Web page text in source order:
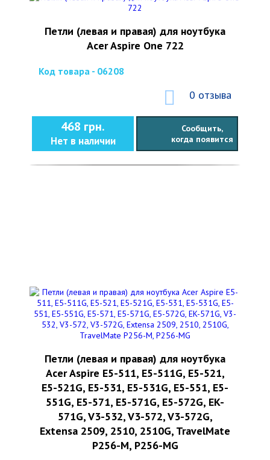
Петли (левая и правая) для ноутбука
Acer Aspire One 722
Код товара - 06208
0 отзыва
468 грн.
Нет в наличии
Сообщить,
когда появится
Петли (левая и правая) для ноутбука
Acer Aspire E5-511, E5-511G, E5-521,
E5-521G, E5-531, E5-531G, E5-551, E5-
551G, E5-571, E5-571G, E5-572G, EK-
571G, V3-532, V3-572, V3-572G,
Extensa 2509, 2510, 2510G, TravelMate
P256-M, P256-MG